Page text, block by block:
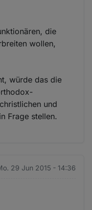
die
wollen,
würde das die
und
Frage stellen.
29 Jun 2015 - 14:36